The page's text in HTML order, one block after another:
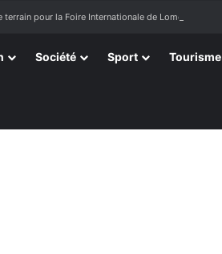
pour la Foire Internationale de Lomé
Société Sport Tourisme